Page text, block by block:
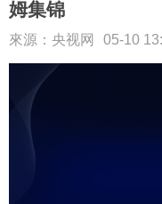
姆集锦
來源：央视网 05-10